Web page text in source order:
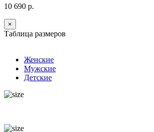
10 690 р.
×
Таблица размеров
Женские
Мужские
Детские